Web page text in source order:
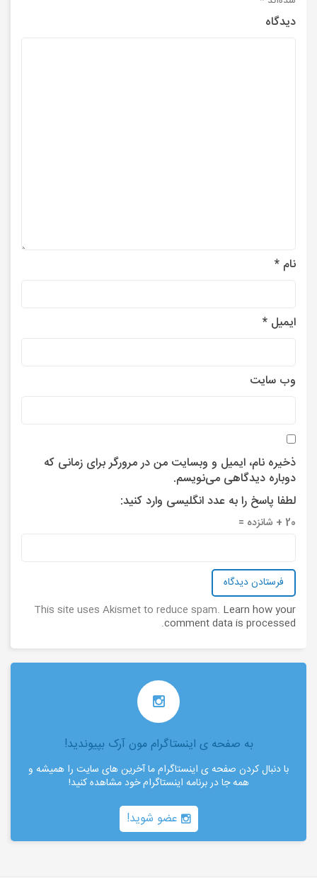
دیدگاه
نام *
ایمیل *
وب‌ سایت
ذخیره نام، ایمیل و وبسایت من در مرورگر برای زمانی که
دوباره دیدگاهی می‌نویسم.
لطفا پاسخ را به عدد انگلیسی وارد کنید:
20 + شانزده =
This site uses Akismet to reduce spam. Learn how your
comment data is processed
.
به صفحه ی اینستاگرام مون آرک بپیوندید!
با دنبال کردن صفحه ی اینستاگرام ما آخرین های سایت را همیشه و
همه جا در برنامه اینستاگرام خود مشاهده کنید!
عضو شوید!